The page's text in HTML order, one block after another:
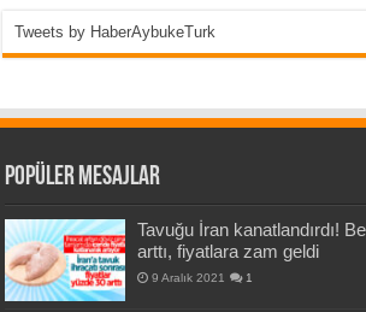
Tweets by HaberAybukeTurk
Popüler Mesajlar
Tavuğu İran kanatlandırdı!
arttı, fiyatlara zam geldi
9 Aralık 2021 1